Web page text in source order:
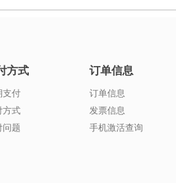
方式
支付
方式
问题
订单信息
订单信息
发票信息
手机激活查询